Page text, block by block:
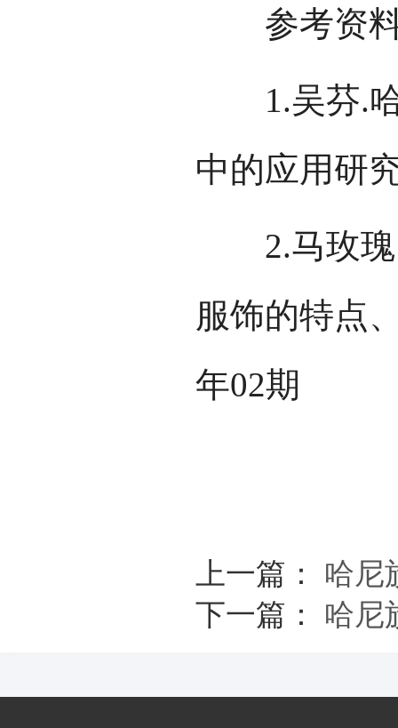
参考资
1.吴芬.哈
中的应用研
2.马玫瑰
服饰的特点
年02期
上一篇： 哈尼
下一篇： 哈尼